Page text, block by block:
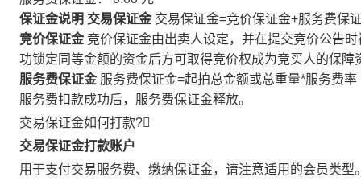
保证金说明 交易保证金 交易保证金=竞价保证金+服务费保
竞价保证金 竞价保证金由出卖人设定，并在提交竞价公告
功锁定同等金额的资金后方可取得竞价权成为竞买人的保障
服务费保证金 服务费保证金=起拍总金额或总重量*服务费率
服务费扣款成功后，服务费保证金释放。
交易保证金如何打款?
交易保证金打款账户
用于支付交易服务费、缴纳保证金，请注意适用的会员类型